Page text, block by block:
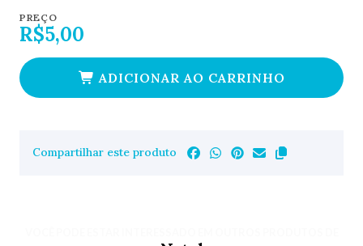
PREÇO
R$5,00
ADICIONAR AO CARRINHO
Compartilhar este produto